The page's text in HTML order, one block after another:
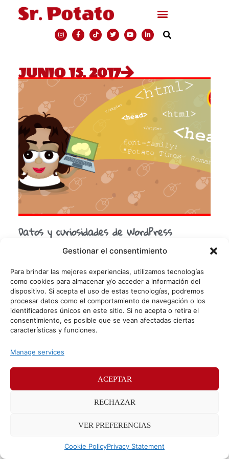
Gestionar el consentimiento
Para brindar las mejores experiencias, utilizamos tecnologías
como cookies para almacenar y/o acceder a información del
dispositivo. Si acepta el uso de estas tecnologías, podremos
procesar datos como el comportamiento de navegación o los
identificadores únicos en este sitio. Si no acepta o retira el
consentimiento, es posible que se vean afectadas ciertas
características y funciones.
Manage services
ACEPTAR
RECHAZAR
VER PREFERENCIAS
Cookie PolicyPrivacy Statement
JUNIO 15, 2017
Datos y curiosidades de WordPress
Hace unos meses os hablamos de WordPress y os
una web o blog con WordPress,
© Sr. Potato 2026
Políticas de privacidad
Méndez Álvaro 24, 28045 Madrid. Teléfono